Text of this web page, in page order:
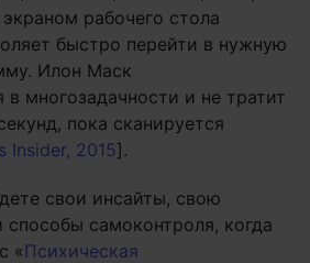
рабочего стола
быстро перейти в нужную
Илон Маск
в многозадачности и не тратит
пока сканируется
Insider, 2015].
свои инсайты, свою
самоконтроля, когда
«Психическая